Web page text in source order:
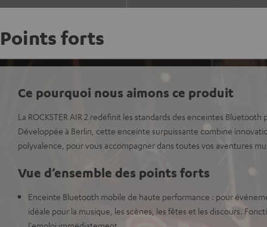
Points forts
Ce pourquoi nous aimons ce produit
La ROCKSTER AIR 2 redéfinit les standards des enceintes
Développée à Berlin, cette enceinte surpuissante combine
polyvalence, pour vous accompagner dans toutes vos aventures
Vue d’ensemble des points forts
Enceinte Bluetooth mobile de haute performance : pour
idéale pour la musique, les scènes, les fêtes et les discours.